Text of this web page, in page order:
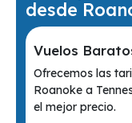
desde
Vuelos
Ofrecemos las
Roanoke a
el mejor precio.